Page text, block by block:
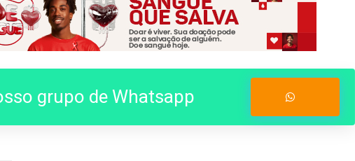
grupo de Whatsapp